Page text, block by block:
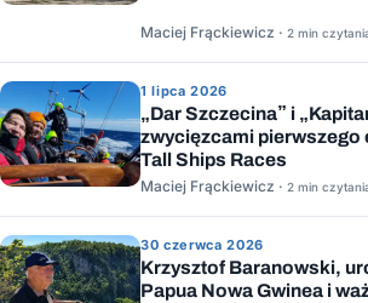
Maciej Frąckiewicz · 2 min
1 lipca 2026
„Dar Szczecina” i
zwycięzcami pierwszego
Tall Ships Races
Maciej Frąckiewicz · 2 min
30 czerwca 2026
Krzysztof Baranowski,
Papua Nowa Gwinea i